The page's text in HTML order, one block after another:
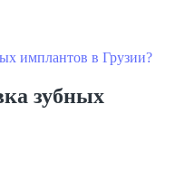
имплантов в Грузии?
зубных